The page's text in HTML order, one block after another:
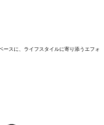
ースに、ライフスタイルに寄り添うエフォ